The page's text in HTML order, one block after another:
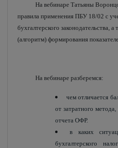
На вебинаре Татьяны
правила применения ПБУ 18/02 с
бухгалтерского законодательства,
(алгоритм) формирования
На вебинаре разберемся:
чем отличается
от затратного
отчета ОФР.
в каких
бухгалтерского